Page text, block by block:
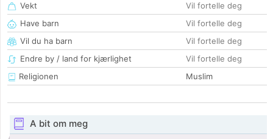
Vekt
Vil fortelle deg
Have barn
Vil fortelle deg
Vil du ha barn
Vil fortelle deg
Endre by / land for kjærlighet
Vil fortelle deg
Religionen
Muslim
A bit om meg